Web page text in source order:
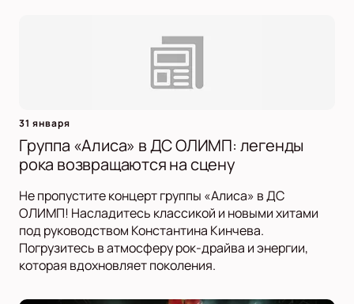
31 января
Группа «Алиса» в ДС ОЛИМП: легенды
рока возвращаются на сцену
Не пропустите концерт группы «Алиса» в ДС
ОЛИМП! Насладитесь классикой и новыми хитами
под руководством Константина Кинчева.
Погрузитесь в атмосферу рок-драйва и энергии,
которая вдохновляет поколения.